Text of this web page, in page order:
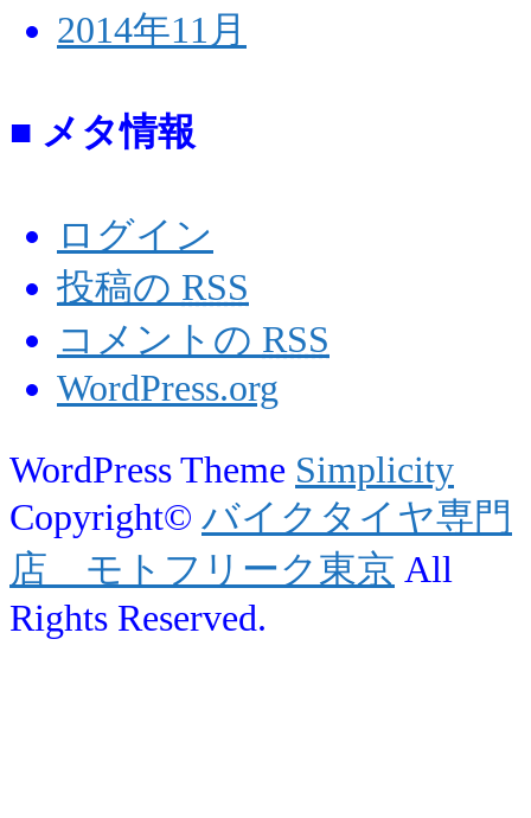
2014年11月
■ メタ情報
ログイン
投稿の RSS
コメントの RSS
WordPress.org
WordPress Theme Simplicity
Copyright© バイクタイヤ専門
店 モトフリーク東京 All
Rights Reserved.